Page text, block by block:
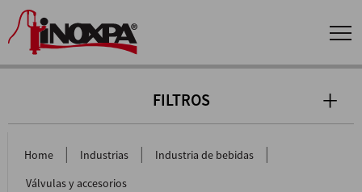
FILTROS
Home | Industrias | Industria de bebidas |
Válvulas y accesorios